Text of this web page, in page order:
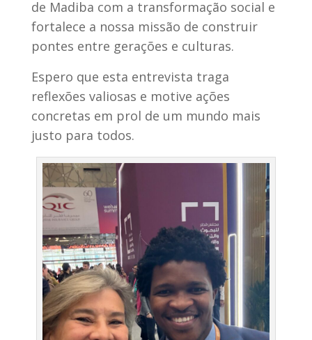
de Madiba com a transformação social e
fortalece a nossa missão de construir
pontes entre gerações e culturas.
Espero que esta entrevista traga
reflexões valiosas e motive ações
concretas em prol de um mundo mais
justo para todos.